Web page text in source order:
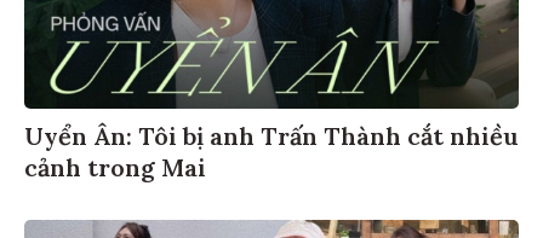
Uyển Ân: Tôi bị anh Trấn Thành cắt nhiều
cảnh trong Mai